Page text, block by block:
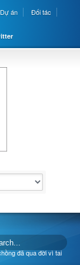
Dự án
Đối tác
đã qua đời vì tai